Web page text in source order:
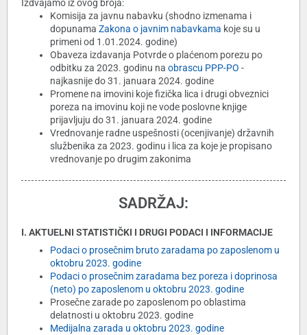
Izdvajamo iz ovog broja:
Komisija za javnu nabavku (shodno izmenama i
dopunama Zakona o javnim nabavkama koje su u
primeni od 1.01.2024. godine)
Obaveza izdavanja Potvrde o plaćenom porezu po
odbitku za 2023. godinu na obrascu PPP-PO -
najkasnije do 31. januara 2024. godine
Promene na imovini koje fizička lica i drugi obveznici
poreza na imovinu koji ne vode poslovne knjige
prijavljuju do 31. januara 2024. godine
Vrednovanje radne uspešnosti (ocenjivanje) državnih
službenika za 2023. godinu i lica za koje je propisano
vrednovanje po drugim zakonima
SADRŽAJ:
I. AKTUELNI STATISTIČKI I DRUGI PODACI I INFORMACIJE
Podaci o prosečnim bruto zaradama po zaposlenom u
oktobru 2023. godine
Podaci o prosečnim zaradama bez poreza i doprinosa
(neto) po zaposlenom u oktobru 2023. godine
Prosečne zarade po zaposlenom po oblastima
delatnosti u oktobru 2023. godine
Medijalna zarada u oktobru 2023. godine